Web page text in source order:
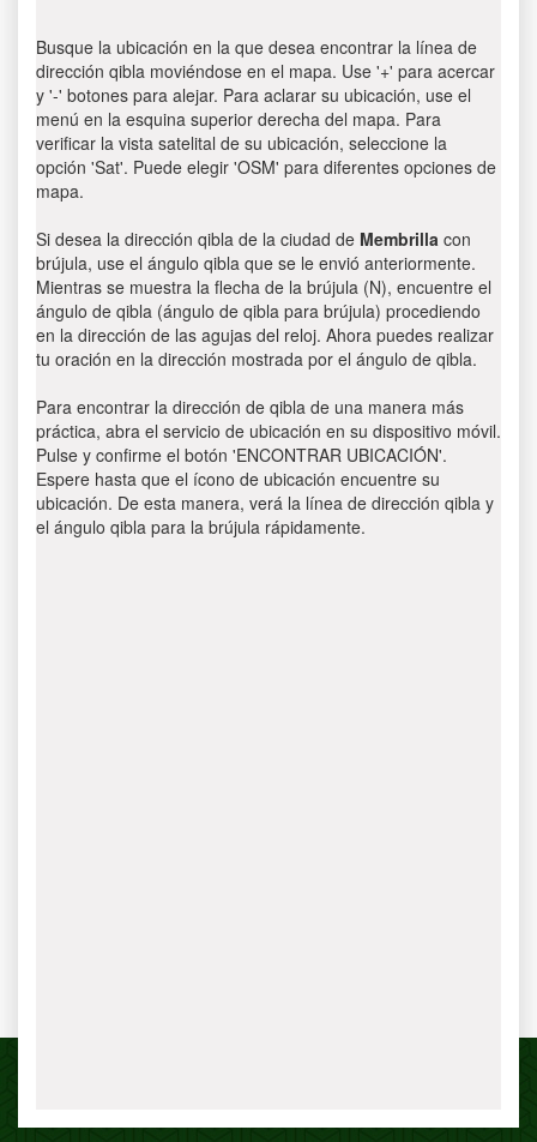
Busque la ubicación en la que desea encontrar la línea de
dirección qibla moviéndose en el mapa. Use '+' para acercar
y '-' botones para alejar. Para aclarar su ubicación, use el
menú en la esquina superior derecha del mapa. Para
verificar la vista satelital de su ubicación, seleccione la
opción 'Sat'. Puede elegir 'OSM' para diferentes opciones de
mapa.
Si desea la dirección qibla de la ciudad de Membrilla con
brújula, use el ángulo qibla que se le envió anteriormente.
Mientras se muestra la flecha de la brújula (N), encuentre el
ángulo de qibla (ángulo de qibla para brújula) procediendo
en la dirección de las agujas del reloj. Ahora puedes realizar
tu oración en la dirección mostrada por el ángulo de qibla.
Para encontrar la dirección de qibla de una manera más
práctica, abra el servicio de ubicación en su dispositivo móvil.
Pulse y confirme el botón 'ENCONTRAR UBICACIÓN'.
Espere hasta que el ícono de ubicación encuentre su
ubicación. De esta manera, verá la línea de dirección qibla y
el ángulo qibla para la brújula rápidamente.